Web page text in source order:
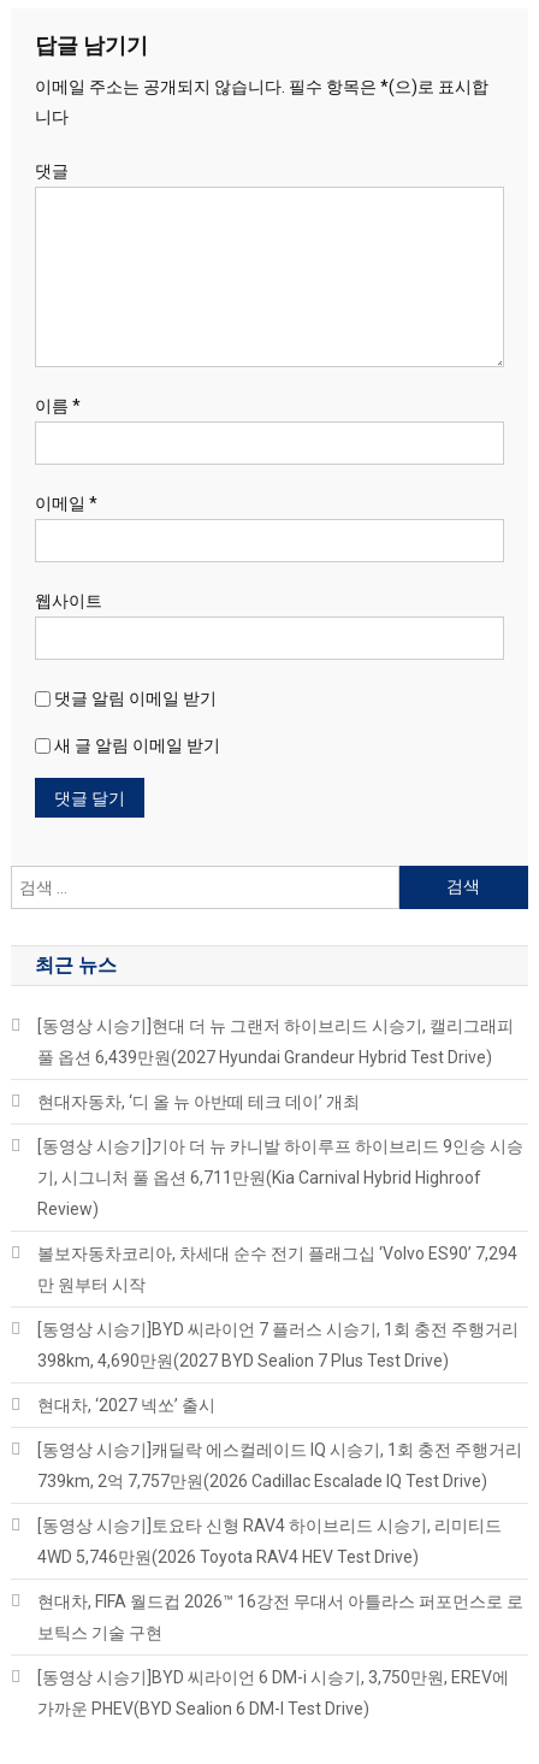
답글 남기기
이메일 주소는 공개되지 않습니다. 필수 항목은 *(으)로 표시합
니다
댓글
이름 *
이메일 *
웹사이트
댓글 알림 이메일 받기
새 글 알림 이메일 받기
색
최근 뉴스
[동영상 시승기]현대 더 뉴 그랜저 하이브리드 시승기, 캘리그래피
풀 옵션 6,439만원(2027 Hyundai Grandeur Hybrid Test Drive)
현대자동차, ‘디 올 뉴 아반떼 테크 데이’ 개최
[동영상 시승기]기아 더 뉴 카니발 하이루프 하이브리드 9인승 시승
기, 시그니처 풀 옵션 6,711만원(Kia Carnival Hybrid Highroof
Review)
볼보자동차코리아, 차세대 순수 전기 플래그십 ‘Volvo ES90’ 7,294
만 원부터 시작
[동영상 시승기]BYD 씨라이언 7 플러스 시승기, 1회 충전 주행거리
398km, 4,690만원(2027 BYD Sealion 7 Plus Test Drive)
현대차, ‘2027 넥쏘’ 출시
[동영상 시승기]캐딜락 에스컬레이드 IQ 시승기, 1회 충전 주행거리
739km, 2억 7,757만원(2026 Cadillac Escalade IQ Test Drive)
[동영상 시승기]토요타 신형 RAV4 하이브리드 시승기, 리미티드
4WD 5,746만원(2026 Toyota RAV4 HEV Test Drive)
현대차, FIFA 월드컵 2026™ 16강전 무대서 아틀라스 퍼포먼스로 로
보틱스 기술 구현
[동영상 시승기]BYD 씨라이언 6 DM-i 시승기, 3,750만원, EREV에
가까운 PHEV(BYD Sealion 6 DM-I Test Drive)